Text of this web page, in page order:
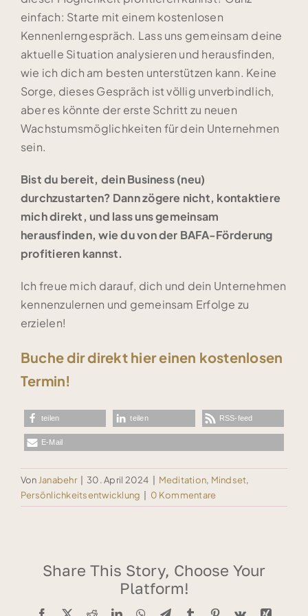
einfach: Starte mit einem kostenlosen
Kennenlerngespräch. Lass uns gemeinsam deine
aktuelle Situation analysieren und herausfinden,
wie ich dich am besten unterstützen kann. Keine
Sorge, dieses Gespräch ist völlig unverbindlich,
aber es könnte der erste Schritt zu neuen
Wachstumsmöglichkeiten für dein Unternehmen
sein.
Bist du bereit, dein Business (neu)
durchzustarten? Dann zögere nicht, kontaktiere
mich direkt, und lass uns gemeinsam
herausfinden, wie du von der BAFA-Förderung
profitieren kannst.
Ich freue mich darauf, dich und dein Unternehmen
kennenzulernen und gemeinsam Erfolge zu
erzielen!
Buche dir direkt hier einen kostenlosen
Termin!
teilen teilen RSS-feed
E-Mail
Von Janabehr 30. April 2024 Meditation, Mindset,
Persönlichkeitsentwicklung
0 Kommentare
Share This Story, Choose Your
Platform!
Facebook
X RedditLinkedInWhatsApp
TelegramTumblr Pinterest
Vk
Xing